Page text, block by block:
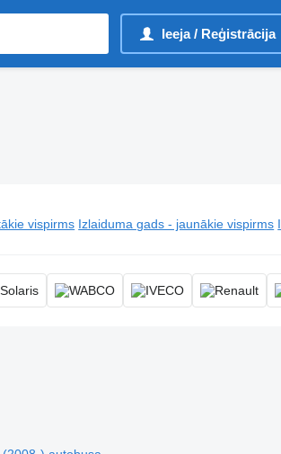
Ieeja / Reģistrācija
vispirms Izlaiduma gads - jaunākie vispirms